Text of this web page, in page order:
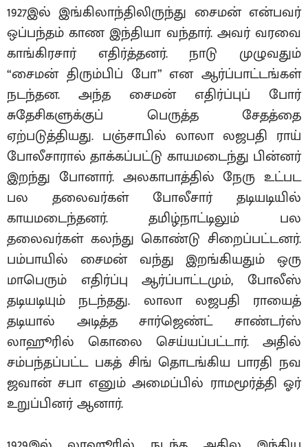
1927இல் இங்கிலாந்திலிருந்து சைமன் என்பவர்
ஒப்பந்தம் காண இந்தியா வந்தார். அவர் வரவை
காங்கிரசார் எதிர்த்தனர். நாடு முழுவதும்
“சைமன் திரும்பிப் போ” என ஆர்ப்பாட்டங்கள்
நடந்தன. அந்த சைமன் எதிர்ப்புப் போர்
சுதேசிகளுக்குப் பெருத்த சேதத்தை
ஏற்படுத்தியது. பஞ்சாபில் லாலா லஜபதி ராய்
போலீசாரால் தாக்கப்பட்டு காயமடைந்து பின்னர்
இறந்து போனார். அலகாபாத்தில் நேரு உட்பட
பல தலைவர்கள் போலீசார் தடியடியில்
காயமடைந்தனர். தமிழ்நாட்டிலும் பல
தலைவர்கள் கலந்து கொண்டு சிறைப்பட்டனர்.
பம்பாயில் சைமன் வந்து இறங்கியதும் ஒரு
மாபெரும் எதிர்ப்பு ஆர்ப்பாட்டமும், போலீஸ்
தடியடியும் நடந்தது. லாலா லஜபதி ராயைத்
தடியால் அடித்த சார்ஜெண்ட் சாண்டர்ஸ்
லாஹூரில் கொலை செய்யப்பட்டார். அதில்
சம்பந்தப்பட்ட பகத் சிங் தொடங்கிய பாரதி நவ
ஜவான் சபா எனும் அமைப்பில் ராமமூர்த்தி ஓர்
உறுப்பினர் ஆனார்.